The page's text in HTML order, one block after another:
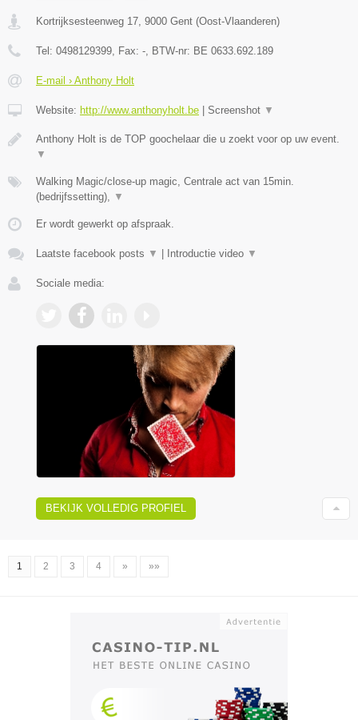
Kortrijksesteenweg 17, 9000 Gent (Oost-Vlaanderen)
Tel: 0498129399, Fax: -, BTW-nr: BE 0633.692.189
E-mail › Anthony Holt
Website: http://www.anthonyholt.be Screenshot ▼
Anthony Holt is de TOP goochelaar die u zoekt voor op uw event.
▼
Walking Magic/close-up magic, Centrale act van 15min.
(bedrijfssetting), ▼
Er wordt gewerkt op afspraak.
Laatste facebook posts ▼ Introductie video ▼
Sociale media:
BEKIJK VOLLEDIG PROFIEL
1 2 3 4 » »»